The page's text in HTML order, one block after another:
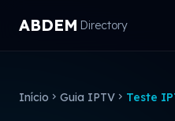
ABDEM Directory
Início chevron_right Guia IPTV chevron_right Teste